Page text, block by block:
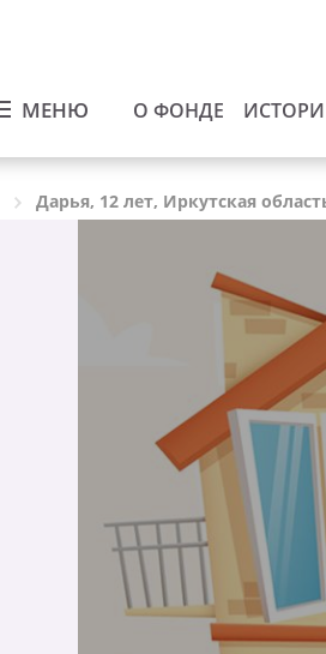
МЕНЮ О ФОНДЕ
Дарья, 12 лет, Иркутская